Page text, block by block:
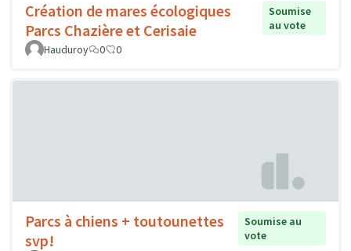
Création de mares écologiques
Parcs Chazière et Cerisaie
Soumise
au vote
Hauduroy
0 0
Parcs à chiens + toutounettes
svp!
Soumise au
vote